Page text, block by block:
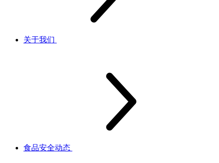
关于我们
食品安全动态